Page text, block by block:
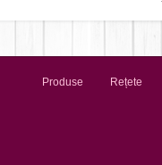
Produse Rețete